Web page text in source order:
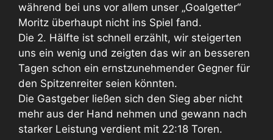
während bei uns vor allem unser „Goalgetter“
Moritz überhaupt nicht ins Spiel fand.
Die 2. Hälfte ist schnell erzählt, wir steigerten
uns ein wenig und zeigten das wir an besseren
Tagen schon ein ernstzunehmender Gegner für
den Spitzenreiter seien könnten.
Die Gastgeber ließen sich den Sieg aber nicht
mehr aus der Hand nehmen und gewann nach
starker Leistung verdient mit 22:18 Toren.